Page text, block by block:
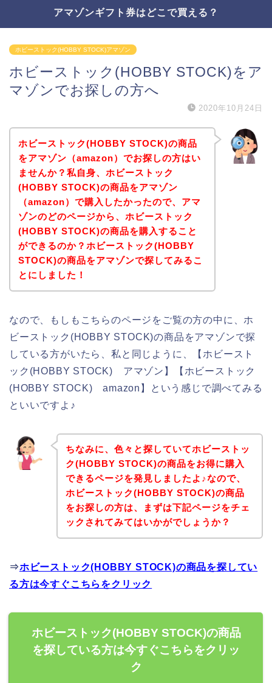
アマゾンギフト券はどこで買える？
ホビーストック(HOBBY STOCK)アマゾン
ホビーストック(HOBBY STOCK)をア
マゾンでお探しの方へ
2020年10月24日
ホビーストック(HOBBY STOCK)の商品
をアマゾン（amazon）でお探しの方はい
ませんか？私自身、ホビーストック
(HOBBY STOCK)の商品をアマゾン
（amazon）で購入したかったので、アマ
ゾンのどのページから、ホビーストック
(HOBBY STOCK)の商品を購入すること
ができるのか？ホビーストック(HOBBY
STOCK)の商品をアマゾンで探してみるこ
とにしました！
なので、もしもこちらのページをご覧の方の中に、ホ
ビーストック(HOBBY STOCK)の商品をアマゾンで探
している方がいたら、私と同じように、【ホビースト
ック(HOBBY STOCK) アマゾン】【ホビーストック
(HOBBY STOCK) amazon】という感じで調べてみる
といいですよ♪
ちなみに、色々と探していてホビーストッ
ク(HOBBY STOCK)の商品をお得に購入
できるページを発見しましたよ♪なので、
ホビーストック(HOBBY STOCK)の商品
をお探しの方は、まずは下記ページをチェ
ックされてみてはいかがでしょうか？
⇒ホビーストック(HOBBY STOCK)の商品を探してい
る方は今すぐこちらをクリック
ホビーストック(HOBBY STOCK)の商品
を探している方は今すぐこちらをクリッ
ク